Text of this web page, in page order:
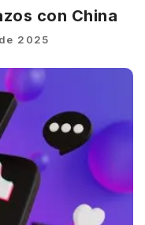
con China
2025